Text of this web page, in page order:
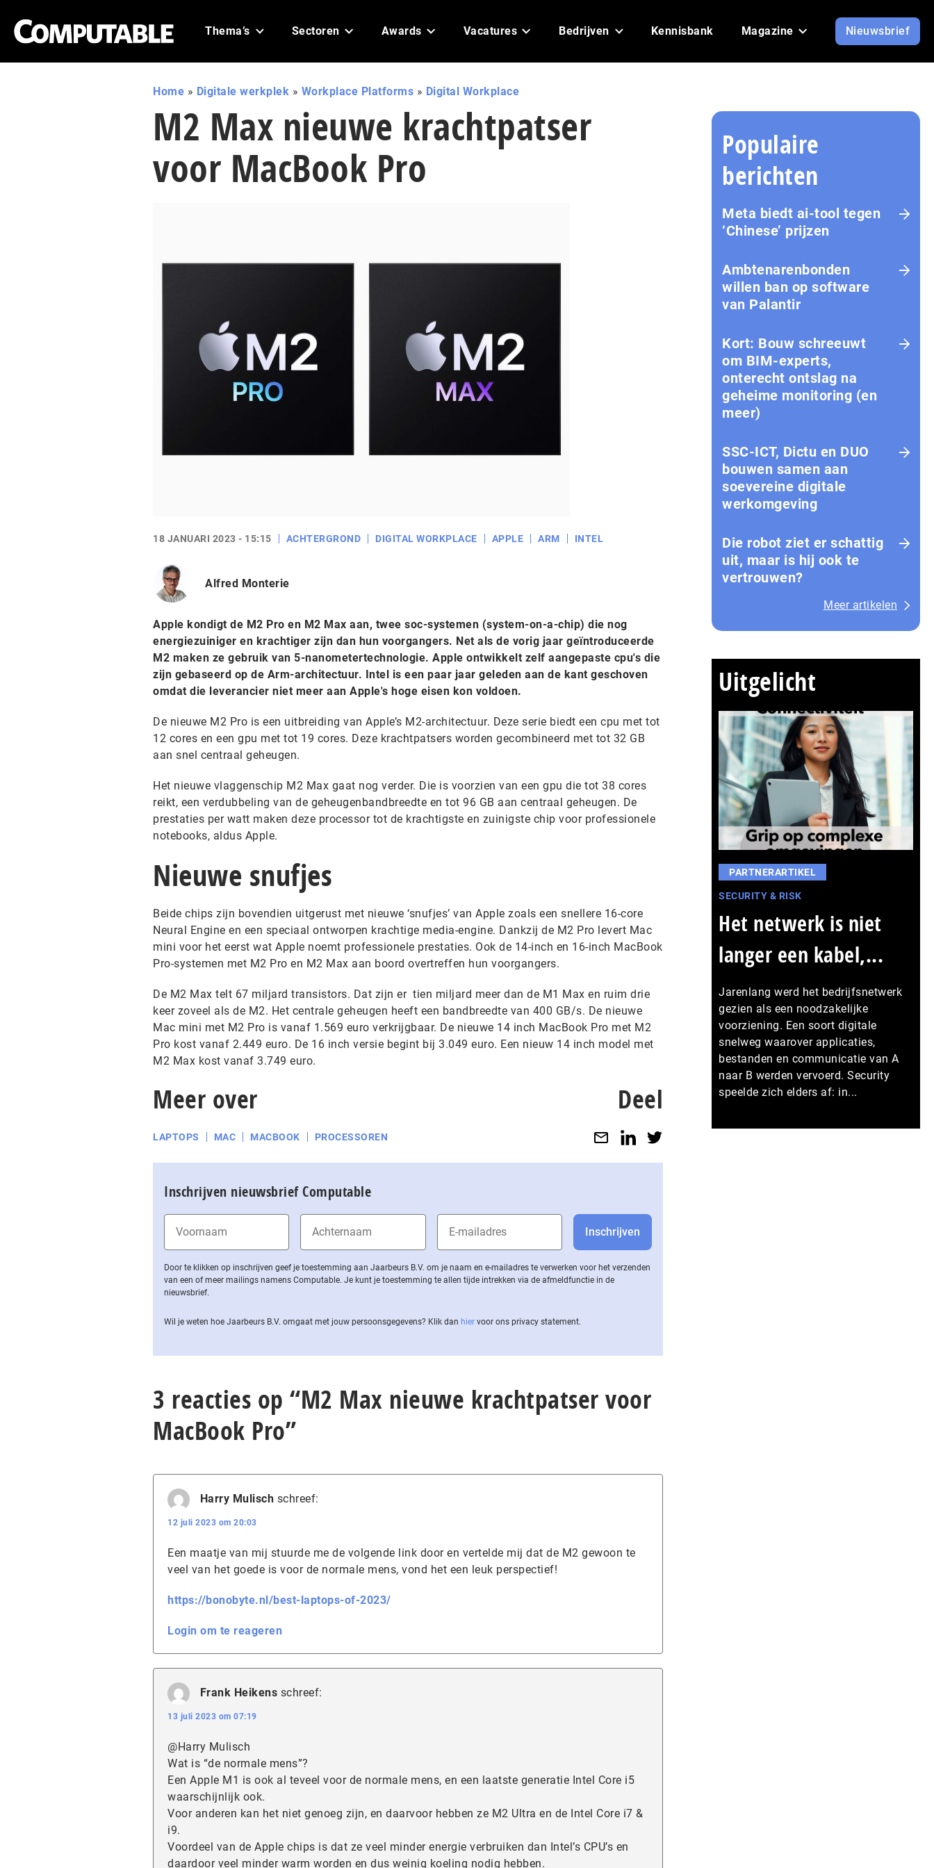
Thema’s Sectoren Awards Vacatures Bedrijven Kennisbank Magazine Nieuwsbrief
Home » Digitale werkplek » Workplace Platforms » Digital Workplace
M2 Max nieuwe krachtpatser
voor MacBook Pro
18 JANUARI 2023 - 15:15 ACHTERGROND DIGITAL WORKPLACE APPLE ARM INTEL
Alfred Monterie
Apple kondigt de M2 Pro en M2 Max aan, twee soc-systemen (system-on-a-chip) die nog
energiezuiniger en krachtiger zijn dan hun voorgangers. Net als de vorig jaar geïntroduceerde
M2 maken ze gebruik van 5-nanometertechnologie. Apple ontwikkelt zelf aangepaste cpu's die
zijn gebaseerd op de Arm-architectuur. Intel is een paar jaar geleden aan de kant geschoven
omdat die leverancier niet meer aan Apple's hoge eisen kon voldoen.
De nieuwe M2 Pro is een uitbreiding van Apple’s M2-architectuur. Deze serie biedt een cpu met tot
12 cores en een gpu met tot 19 cores. Deze krachtpatsers worden gecombineerd met tot 32 GB
aan snel centraal geheugen.
Het nieuwe vlaggenschip M2 Max gaat nog verder. Die is voorzien van een gpu die tot 38 cores
reikt, een verdubbeling van de geheugenbandbreedte en tot 96 GB aan centraal geheugen. De
prestaties per watt maken deze processor tot de krachtigste en zuinigste chip voor professionele
notebooks, aldus Apple.
Nieuwe snufjes
Beide chips zijn bovendien uitgerust met nieuwe ‘snufjes’ van Apple zoals een snellere 16-core
Neural Engine en een speciaal ontworpen krachtige media-engine. Dankzij de M2 Pro levert Mac
mini voor het eerst wat Apple noemt professionele prestaties. Ook de 14-inch en 16-inch MacBook
Pro-systemen met M2 Pro en M2 Max aan boord overtreffen hun voorgangers.
De M2 Max telt 67 miljard transistors. Dat zijn er tien miljard meer dan de M1 Max en ruim drie
keer zoveel als de M2. Het centrale geheugen heeft een bandbreedte van 400 GB/s. De nieuwe
Mac mini met M2 Pro is vanaf 1.569 euro verkrijgbaar. De nieuwe 14 inch MacBook Pro met M2
Pro kost vanaf 2.449 euro. De 16 inch versie begint bij 3.049 euro. Een nieuw 14 inch model met
M2 Max kost vanaf 3.749 euro.
Meer over
LAPTOPS MAC MACBOOK PROCESSOREN
Deel
Inschrijven nieuwsbrief Computable
Door te klikken op inschrijven geef je toestemming aan Jaarbeurs B.V. om je naam en e-mailadres te verwerken voor het verzenden
van een of meer mailings namens Computable. Je kunt je toestemming te allen tijde intrekken via de af­meld­func­tie in de
nieuwsbrief.
Wil je weten hoe Jaarbeurs B.V. omgaat met jouw per­soons­ge­ge­vens? Klik dan hier voor ons privacy statement.
3 reacties op “M2 Max nieuwe krachtpatser voor
MacBook Pro”
Harry Mulisch schreef:
12 juli 2023 om 20:03
Een maatje van mij stuurde me de volgende link door en vertelde mij dat de M2 gewoon te
veel van het goede is voor de normale mens, vond het een leuk perspectief!
https://bonobyte.nl/best-laptops-of-2023/
Login om te reageren
Frank Heikens schreef:
13 juli 2023 om 07:19
@Harry Mulisch
Wat is “de normale mens”?
Een Apple M1 is ook al teveel voor de normale mens, en een laatste generatie Intel Core i5
waarschijnlijk ook.
Voor anderen kan het niet genoeg zijn, en daarvoor hebben ze M2 Ultra en de Intel Core i7 &
i9.
Voordeel van de Apple chips is dat ze veel minder energie verbruiken dan Intel’s CPU’s en
daardoor veel minder warm worden en dus weinig koeling nodig hebben.
Populaire
berichten
Meta biedt ai-tool tegen
‘Chinese’ prijzen
Ambtenarenbonden
willen ban op software
van Palantir
Kort: Bouw schreeuwt
om BIM-experts,
onterecht ontslag na
geheime monitoring (en
meer)
SSC-ICT, Dictu en DUO
bouwen samen aan
soevereine digitale
werkomgeving
Die robot ziet er schattig
uit, maar is hij ook te
vertrouwen?
Meer artikelen
Uitgelicht
PARTNERARTIKEL
SECURITY & RISK
Het netwerk is niet
langer een kabel,...
Jarenlang werd het bedrijfsnetwerk
gezien als een noodzakelijke
voorziening. Een soort digitale
snelweg waarover applicaties,
bestanden en communicatie van A
naar B werden vervoerd. Security
speelde zich elders af: in...